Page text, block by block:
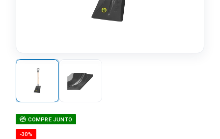
COMPRE JUNTO
-30%